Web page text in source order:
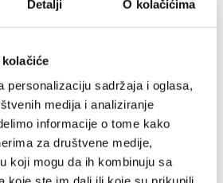
Detalji O kolačićima
personalizaciju sadržaja i oglasa,
medija i analiziranje
informacije o tome kako
za društvene medije,
koji mogu da ih kombinuju sa
1) M
G 3/8" (ISO 228-1)
F, Ø 20